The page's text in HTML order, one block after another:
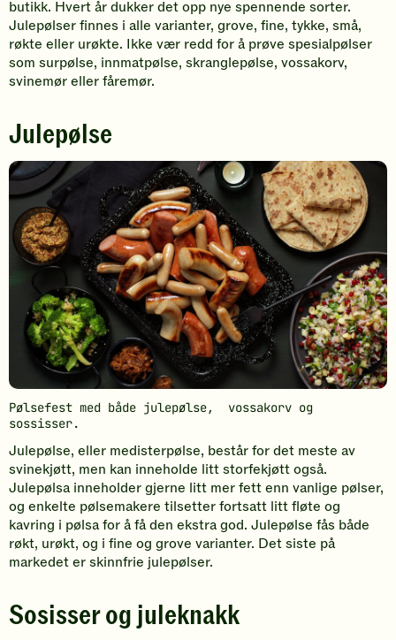
butikk. Hvert år dukker det opp nye spennende sorter.
Julepølser finnes i alle varianter, grove, fine, tykke, små,
røkte eller urøkte. Ikke vær redd for å prøve spesialpølser
som surpølse, innmatpølse, skranglepølse, vossakorv,
svinemør eller fåremør.
Julepølse
Pølsefest med både julepølse, vossakorv og
sossisser.
Julepølse, eller medisterpølse, består for det meste av
svinekjøtt, men kan inneholde litt storfekjøtt også.
Julepølsa inneholder gjerne litt mer fett enn vanlige pølser,
og enkelte pølsemakere tilsetter fortsatt litt fløte og
kavring i pølsa for å få den ekstra god. Julepølse fås både
røkt, urøkt, og i fine og grove varianter. Det siste på
markedet er skinnfrie julepølser.
Sosisser og juleknakk